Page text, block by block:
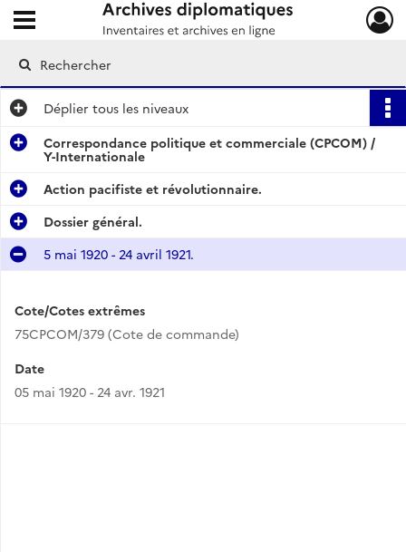
Archives diplomatiques
Ouvrir le menu déroulant
Déplier tous les niveaux
Correspondance politique et commerciale (CPCOM) /
Y-Internationale
Action pacifiste et révolutionnaire.
Dossier général.
5 mai 1920 - 24 avril 1921.
Cote/Cotes extrêmes
75CPCOM/379 (Cote de commande)
Date
05 mai 1920 - 24 avr. 1921